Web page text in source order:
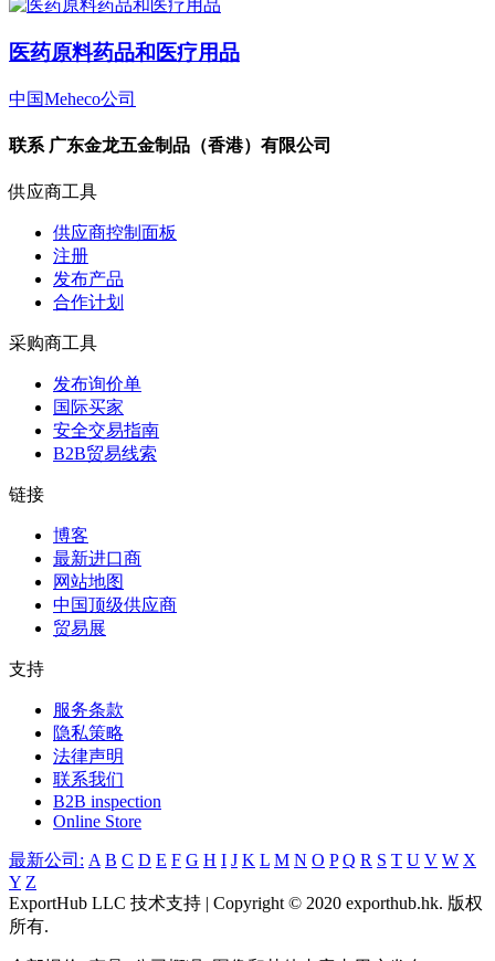
医药原料药品和医疗用品
中国Meheco公司
联系 广东金龙五金制品（香港）有限公司
供应商工具
供应商控制面板
注册
发布产品
合作计划
采购商工具
发布询价单
国际买家
安全交易指南
B2B贸易线索
链接
博客
最新进口商
网站地图
中国顶级供应商
贸易展
支持
服务条款
隐私策略
法律声明
联系我们
B2B inspection
Online Store
最新公司: A B C D E F G H I J K L M N O P Q R S T U V W X
Y Z
ExportHub LLC 技术支持 | Copyright © 2020 exporthub.hk. 版权
所有.